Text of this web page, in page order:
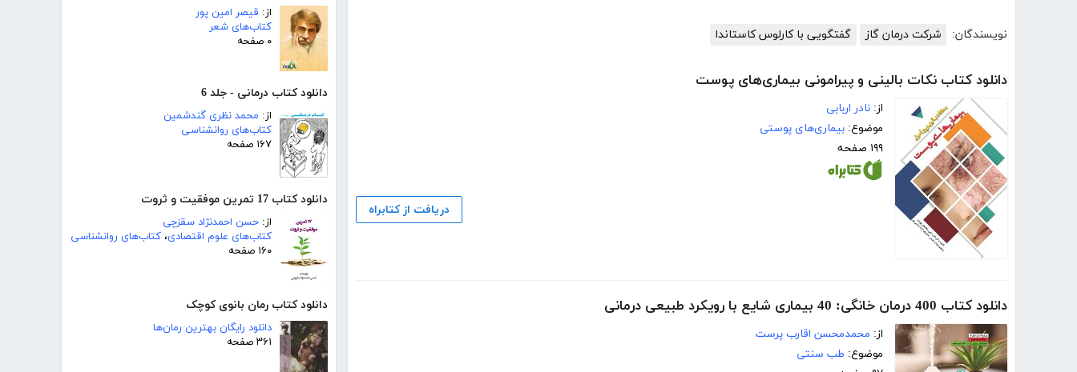
از: قیصر امین پور
کتاب‌های شعر
۰ صفحه
دانلود کتاب درمانی - جلد 6
از: محمد نظری گندشمین
کتاب‌های روانشناسی
۱۶۷ صفحه
دانلود کتاب 17 تمرین موفقیت و ثروت
از: حسن احمدنژاد سقزچی
کتاب‌های علوم اقتصادی، کتاب‌های روانشناسی
۱۶۰ صفحه
دانلود کتاب رمان بانوی کوچک
دانلود رایگان بهترین رمان‌ها
۳۶۱ صفحه
نویسندگان: شرکت درمان گاز گفتگویی با کارلوس کاستاندا
دانلود کتاب نکات بالینی و پیرامونی بیماری‌های پوست
از: نادر اربابی
موضوع: بیماری‌های پوستی
۱۹۹ صفحه
دریافت از کتابراه
دانلود کتاب 400 درمان‌ خانگی: 40 بیماری شایع با رویکرد طبیعی درمانی
از: محمدمحسن اقارب پرست
موضوع: طب سنتی